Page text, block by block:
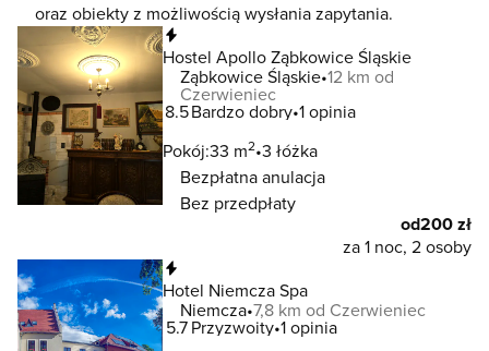
oraz obiekty z możliwością wysłania zapytania.
Hostel Apollo Ząbkowice Śląskie
Ząbkowice Śląskie 12 km od
Czerwieniec
8.5Bardzo dobry 1 opinia
Pokój:33 m2 3 łóżka
Bezpłatna anulacja
Bez przedpłaty
od200 zł
za 1 noc, 2 osoby
Hotel Niemcza Spa
Niemcza 7,8 km od Czerwieniec
5.7Przyzwoity 1 opinia